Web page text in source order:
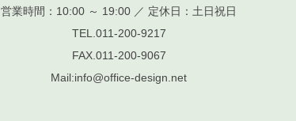
営業時間：10:00 ～ 19:00 ／ 定休日：土日祝日
TEL. 011-200-9217
FAX. 011-200-9067
Mail:info@office-design.net